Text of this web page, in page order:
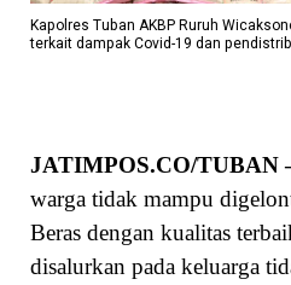
Kapolres Tuban AKBP Ruruh
terkait dampak Covid-19 dan
JATIMPOS.CO/TUBAN
warga tidak mampu
Beras dengan kualitas
disalurkan pada keluarga